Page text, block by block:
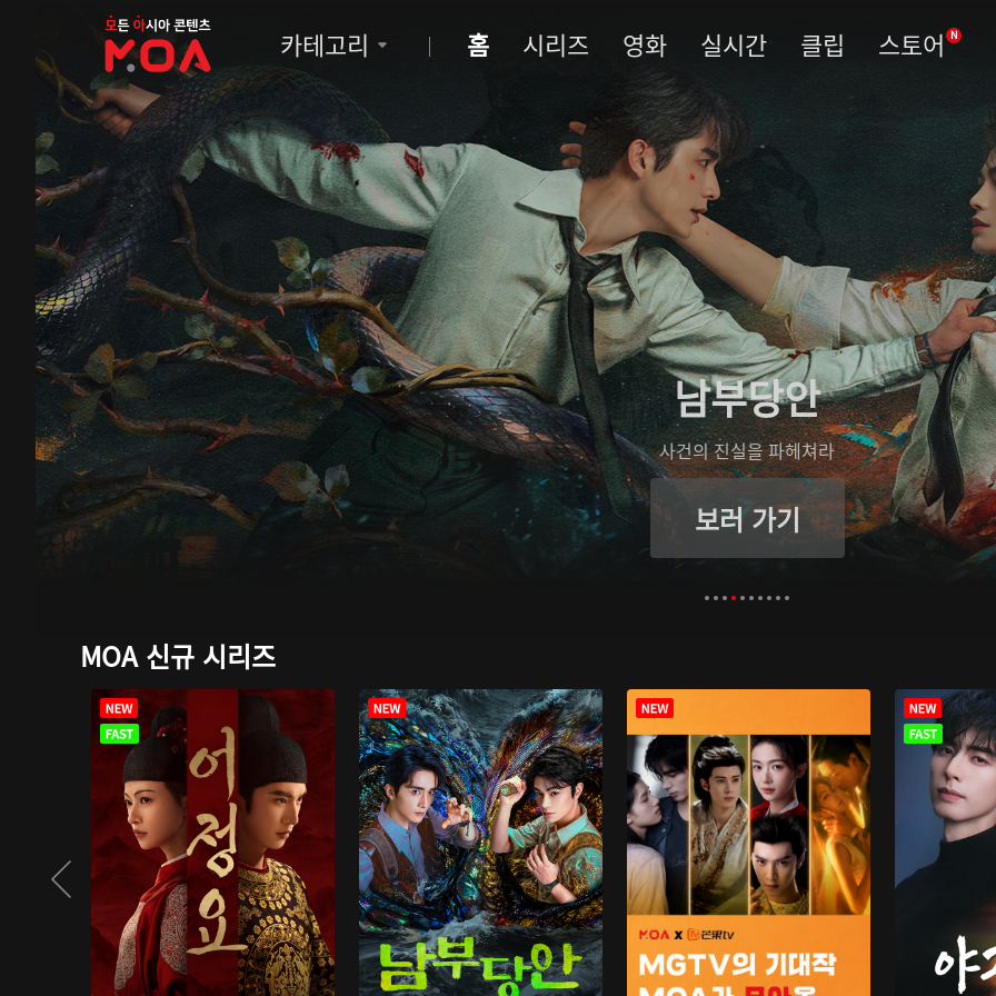
MOA
카테고리 홈 시리즈 영화 실시간 클립 스토어 N
남부당안
사건의 진실을 파헤쳐라
보러 가기
MOA 신규 시리즈